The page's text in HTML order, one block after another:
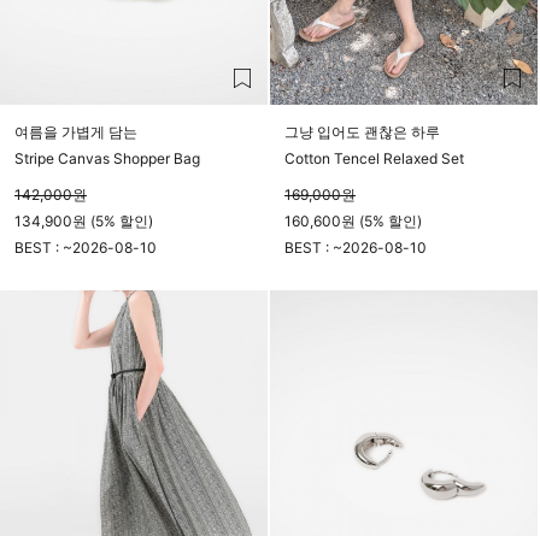
여름을 가볍게 담는
Stripe Canvas Shopper Bag
142,000원
134,900원 (5% 할인)
BEST : ~2026-08-10
그냥 입어도 괜찮은 하루
Cotton Tencel Relaxed Set
169,000원
160,600원 (5% 할인)
BEST : ~2026-08-10